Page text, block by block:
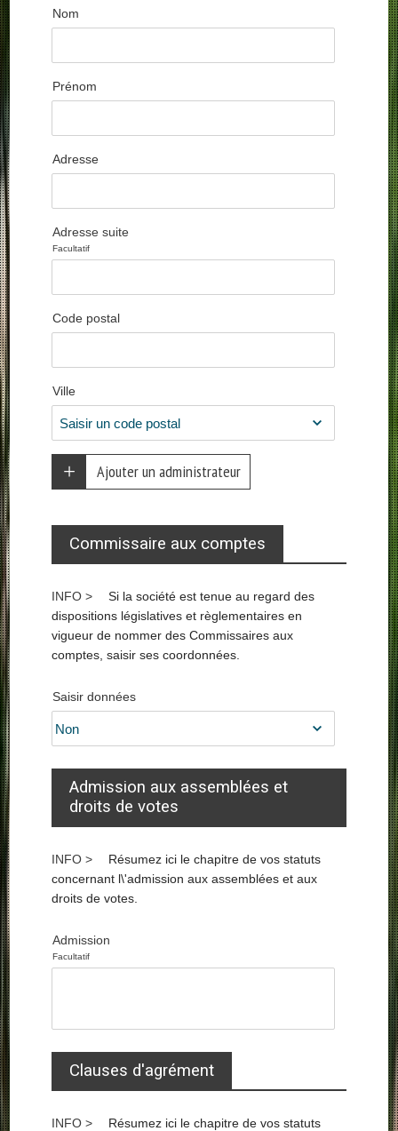
Nom
Prénom
Adresse
Adresse suite
Facultatif
Code postal
Ville
Ajouter un administrateur
Commissaire aux comptes
Si la société est tenue au regard des
dispositions législatives et règlementaires en
vigueur de nommer des Commissaires aux
comptes, saisir ses coordonnées.
Saisir données
Admission aux assemblées et
droits de votes
Résumez ici le chapitre de vos statuts
concernant l\'admission aux assemblées et aux
droits de votes.
Admission
Facultatif
Clauses d'agrément
Résumez ici le chapitre de vos statuts